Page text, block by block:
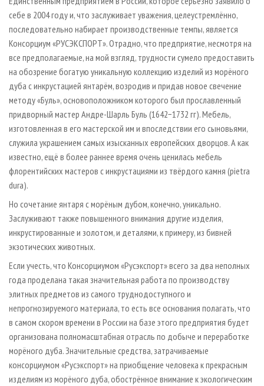
себе в 2004 году и, что заслуживает уважения, целеустремлённо,
последовательно набирает производственные темпы, является
Консорциум «РУСЭКСПОРТ». Отрадно, что предприятие, несмотря на
все предполагаемые, на мой взгляд, трудности сумело предоставить
на обозрение богатую уникальную коллекцию изделий из морёного
дуба с инкрустацией янтарём, возродив и придав новое свечение
методу «Буль», основоположником которого был прославленный
придворный мастер Андре-Шарль Буль (1642−1732 гг). Мебель,
изготовленная в его мастерской им и впоследствии его сыновьями,
служила украшением самых изысканных европейских дворцов. А как
известно, ещё в более раннее время очень ценилась мебель
флорентийских мастеров с инкрустациями из твёрдого камня (pietra
dura).
Но сочетание янтаря с морёным дубом, конечно, уникально.
Заслуживают также повышенного внимания другие изделия,
инкрустированные и золотом, и деталями, к примеру, из бивней
экзотических животных.
Если учесть, что Консорциумом «Русэкспорт» всего за два неполных
года проделана такая значительная работа по производству
элитных предметов из самого труднодоступного и
непрогнозируемого материала, то есть все основания полагать, что
в самом скором времени в России на базе этого предприятия будет
организована полномасштабная отрасль по добыче и переработке
морёного дуба. Значительные средства, затрачиваемые
консорциумом «Русэкспорт» на приобщение человека к прекрасным
изделиям из морёного дуба, обострённое внимание к экологическим